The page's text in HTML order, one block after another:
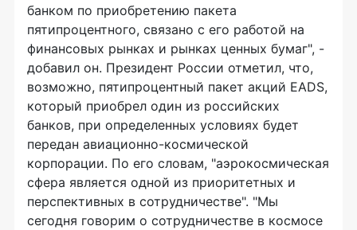
банком по приобретению пакета
пятипроцентного, связано с его работой на
финансовых рынках и рынках ценных бумаг", -
добавил он. Президент России отметил, что,
возможно, пятипроцентный пакет акций EADS,
который приобрел один из российских
банков, при определенных условиях будет
передан авиационно-космической
корпорации. По его словам, "аэрокосмическая
сфера является одной из приоритетных и
перспективных в сотрудничестве". "Мы
сегодня говорим о сотрудничестве в космосе